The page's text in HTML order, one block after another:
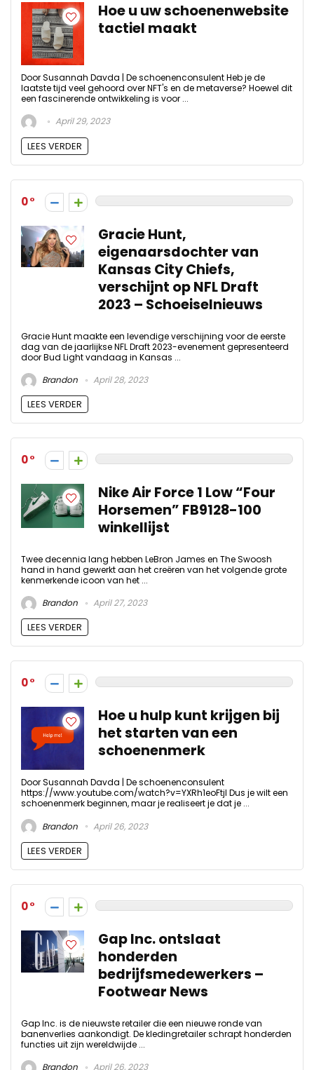
Hoe u uw schoenenwebsite
tactiel maakt
Door Susannah Davda | De schoenenconsulent Heb je de
laatste tijd veel gehoord over NFT's en de metaverse? Hoewel dit
een fascinerende ontwikkeling is voor ...
April 29, 2023
LEES VERDER
0
Gracie Hunt,
eigenaarsdochter van
Kansas City Chiefs,
verschijnt op NFL Draft
2023 – Schoeiselnieuws
Gracie Hunt maakte een levendige verschijning voor de eerste
dag van de jaarlijkse NFL Draft 2023-evenement gepresenteerd
door Bud Light vandaag in Kansas ...
Brandon
April 28, 2023
LEES VERDER
0
Nike Air Force 1 Low “Four
Horsemen” FB9128-100
winkellijst
Twee decennia lang hebben LeBron James en The Swoosh
hand in hand gewerkt aan het creëren van het volgende grote
kenmerkende icoon van het ...
Brandon
April 27, 2023
LEES VERDER
0
Hoe u hulp kunt krijgen bij
het starten van een
schoenenmerk
Door Susannah Davda | De schoenenconsulent
https://www.youtube.com/watch?v=YXRh1eoFtjI Dus je wilt een
schoenenmerk beginnen, maar je realiseert je dat je ...
Brandon
April 26, 2023
LEES VERDER
0
Gap Inc. ontslaat
honderden
bedrijfsmedewerkers –
Footwear News
Gap Inc. is de nieuwste retailer die een nieuwe ronde van
banenverlies aankondigt. De kledingretailer schrapt honderden
functies uit zijn wereldwijde ...
Brandon
April 26, 2023